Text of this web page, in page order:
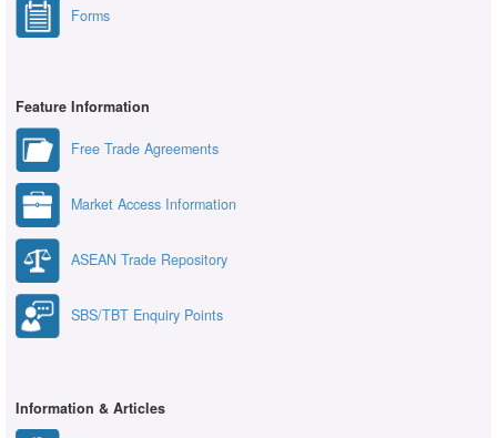
Forms
Feature Information
Free Trade Agreements
Market Access Information
ASEAN Trade Repository
SBS/TBT Enquiry Points
Information & Articles